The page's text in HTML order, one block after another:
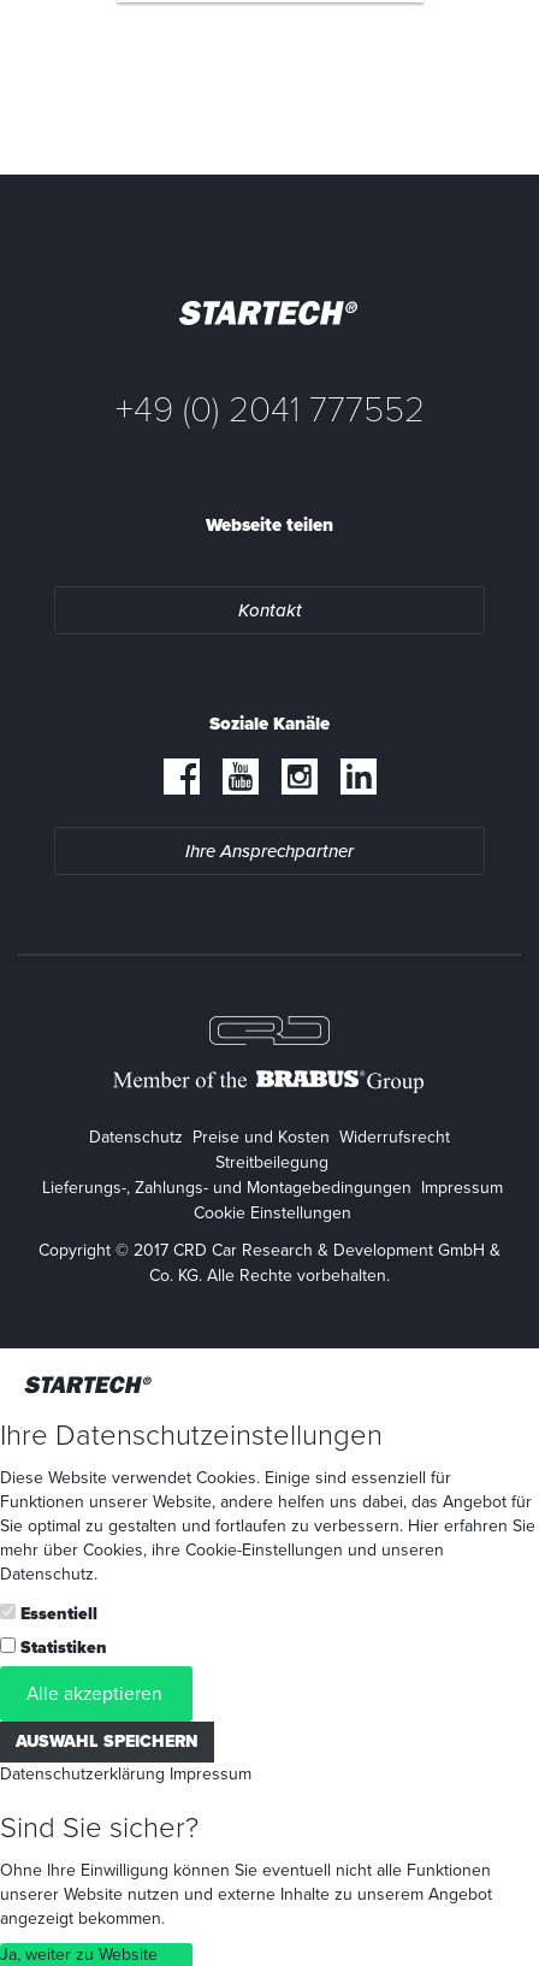
+49 (0) 2041 777552
Webseite teilen
Kontakt
Soziale Kanäle
Ihre Ansprechpartner
Datenschutz Preise und Kosten Widerrufsrecht
Streitbeilegung
Lieferungs-, Zahlungs- und Montagebedingungen Impressum
Cookie Einstellungen
Copyright © 2017 CRD Car Research & Development GmbH &
Co. KG. Alle Rechte vorbehalten.
Ihre Datenschutzeinstellungen
Diese Website verwendet Cookies. Einige sind essenziell für
Funktionen unserer Website, andere helfen uns dabei, das Angebot für
Sie optimal zu gestalten und fortlaufen zu verbessern. Hier erfahren Sie
mehr über Cookies, ihre Cookie-Einstellungen und unseren
Datenschutz.
Essentiell
Statistiken
Alle akzeptieren
AUSWAHL SPEICHERN
Datenschutzerklärung Impressum
Sind Sie sicher?
Ohne Ihre Einwilligung können Sie eventuell nicht alle Funktionen
unserer Website nutzen und externe Inhalte zu unserem Angebot
angezeigt bekommen.
Ja, weiter zu Website